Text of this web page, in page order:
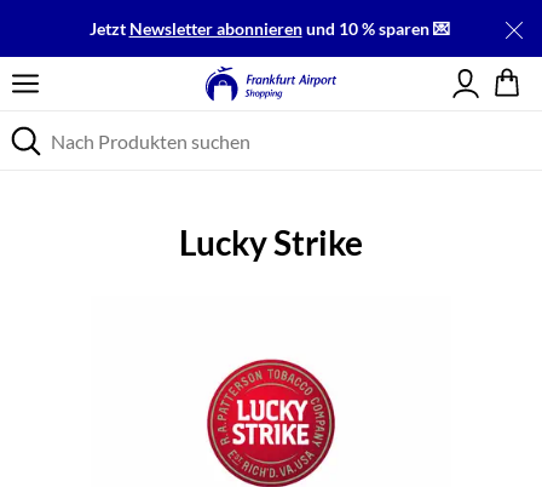
Jetzt Newsletter abonnierenund 10 % sparen 💌
Einloggen
Lucky Strike